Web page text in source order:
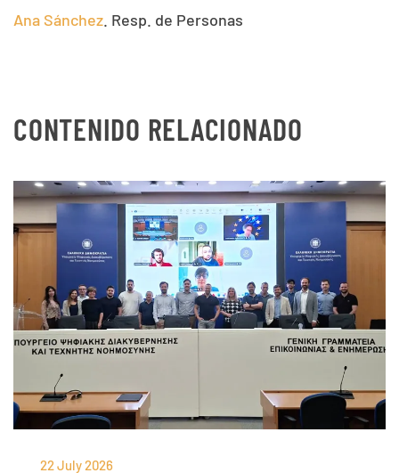
Ana Sánchez . Resp. de Personas
CONTENIDO RELACIONADO
22 July 2026